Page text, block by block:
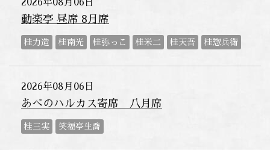
2026年08月06日
動楽亭 昼席 8月席
桂力造 桂南光 桂弥っこ 桂米二 桂天吾 桂惣兵衛
2026年08月06日
あべのハルカス寄席 八月席
桂三実 笑福亭生喬